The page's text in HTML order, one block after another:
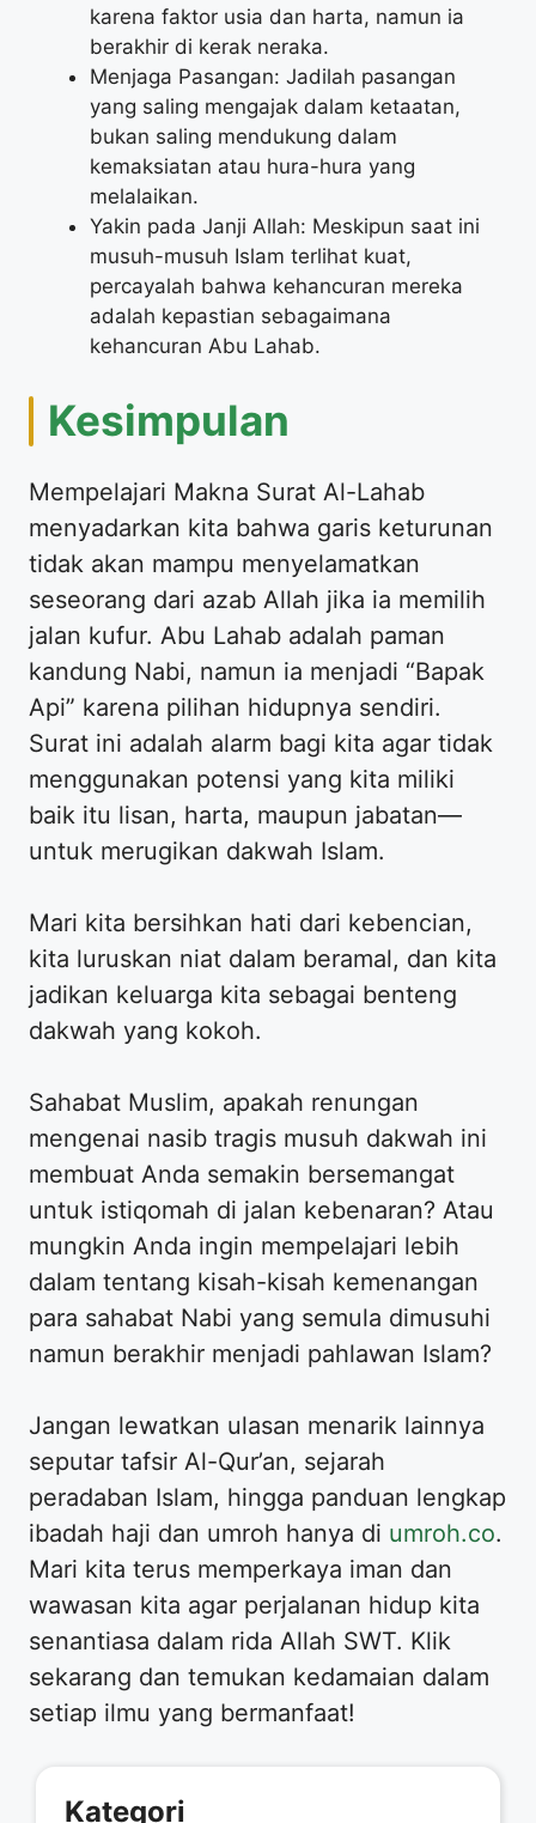
karena faktor usia dan harta, namun ia
berakhir di kerak neraka.
Menjaga Pasangan: Jadilah pasangan
yang saling mengajak dalam ketaatan,
bukan saling mendukung dalam
kemaksiatan atau hura-hura yang
melalaikan.
Yakin pada Janji Allah: Meskipun saat ini
musuh-musuh Islam terlihat kuat,
percayalah bahwa kehancuran mereka
adalah kepastian sebagaimana
kehancuran Abu Lahab.
Kesimpulan
Mempelajari Makna Surat Al-Lahab
menyadarkan kita bahwa garis keturunan
tidak akan mampu menyelamatkan
seseorang dari azab Allah jika ia memilih
jalan kufur. Abu Lahab adalah paman
kandung Nabi, namun ia menjadi “Bapak
Api” karena pilihan hidupnya sendiri.
Surat ini adalah alarm bagi kita agar tidak
menggunakan potensi yang kita miliki
baik itu lisan, harta, maupun jabatan—
untuk merugikan dakwah Islam.
Mari kita bersihkan hati dari kebencian,
kita luruskan niat dalam beramal, dan kita
jadikan keluarga kita sebagai benteng
dakwah yang kokoh.
Sahabat Muslim, apakah renungan
mengenai nasib tragis musuh dakwah ini
membuat Anda semakin bersemangat
untuk istiqomah di jalan kebenaran? Atau
mungkin Anda ingin mempelajari lebih
dalam tentang kisah-kisah kemenangan
para sahabat Nabi yang semula dimusuhi
namun berakhir menjadi pahlawan Islam?
Jangan lewatkan ulasan menarik lainnya
seputar tafsir Al-Qur’an, sejarah
peradaban Islam, hingga panduan lengkap
ibadah haji dan umroh hanya di umroh.co.
Mari kita terus memperkaya iman dan
wawasan kita agar perjalanan hidup kita
senantiasa dalam rida Allah SWT. Klik
sekarang dan temukan kedamaian dalam
setiap ilmu yang bermanfaat!
Kategori